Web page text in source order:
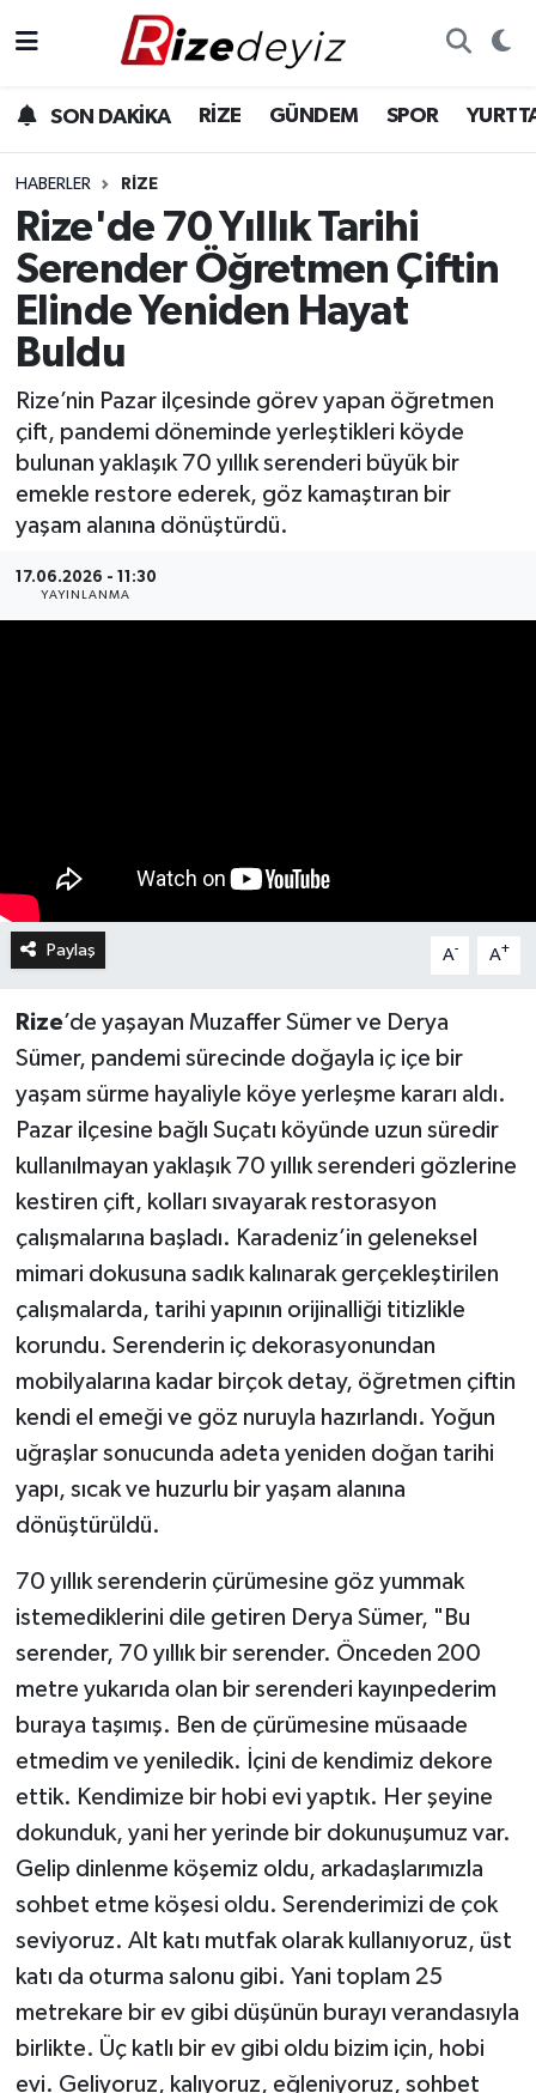
SON DAKİKA RİZE GÜNDEM SPOR
HABERLER RIZE
Rize'de 70 Yıllık Tarihi
Serender Öğretmen Çiftin
Elinde Yeniden Hayat
Buldu
Rize’nin Pazar ilçesinde görev yapan öğretmen
çift, pandemi döneminde yerleştikleri köyde
bulunan yaklaşık 70 yıllık serenderi büyük bir
emekle restore ederek, göz kamaştıran bir
yaşam alanına dönüştürdü.
17.06.2026 - 11:30
YAYINLANMA
Paylaş A- A+
Rize’de yaşayan Muzaffer Sümer ve Derya
Sümer, pandemi sürecinde doğayla iç içe bir
yaşam sürme hayaliyle köye yerleşme kararı aldı.
Pazar ilçesine bağlı Suçatı köyünde uzun süredir
kullanılmayan yaklaşık 70 yıllık serenderi gözlerine
kestiren çift, kolları sıvayarak restorasyon
çalışmalarına başladı. Karadeniz’in geleneksel
mimari dokusuna sadık kalınarak gerçekleştirilen
çalışmalarda, tarihi yapının orijinalliği titizlikle
korundu. Serenderin iç dekorasyonundan
mobilyalarına kadar birçok detay, öğretmen çiftin
kendi el emeği ve göz nuruyla hazırlandı. Yoğun
uğraşlar sonucunda adeta yeniden doğan tarihi
yapı, sıcak ve huzurlu bir yaşam alanına
dönüştürüldü.
70 yıllık serenderin çürümesine göz yummak
istemediklerini dile getiren Derya Sümer, "Bu
serender, 70 yıllık bir serender. Önceden 200
metre yukarıda olan bir serenderi kayınpederim
buraya taşımış. Ben de çürümesine müsaade
etmedim ve yeniledik. İçini de kendimiz dekore
ettik. Kendimize bir hobi evi yaptık. Her şeyine
dokunduk, yani her yerinde bir dokunuşumuz var.
Gelip dinlenme köşemiz oldu, arkadaşlarımızla
sohbet etme köşesi oldu. Serenderimizi de çok
seviyoruz. Alt katı mutfak olarak kullanıyoruz, üst
katı da oturma salonu gibi. Yani toplam 25
metrekare bir ev gibi düşünün burayı verandasıyla
birlikte. Üç katlı bir ev gibi oldu bizim için, hobi
evi. Geliyoruz, kalıyoruz, eğleniyoruz, sohbet
Gündem
Yurttan Haberler
Ekonomi
Teknoloji
Sağlık
Rize Hava Durumu
Rize Trafik Yoğunluk Haritası
Süper Lig Puan Durumu ve Fikstür
Tüm Manşetler
Son Dakika Haberleri
Haber Arşivi